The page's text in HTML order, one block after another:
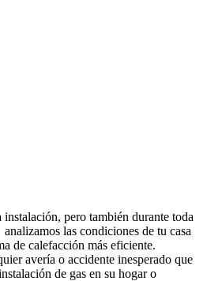
pero también durante toda
las condiciones de tu casa
de calefacción más eficiente.
avería o accidente inesperado que
de gas en su hogar o